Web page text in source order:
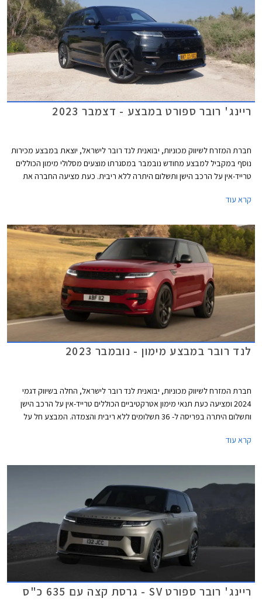
ריינג' רובר ספורט במבצע - דצמבר 2023
חברת המזרח לשיווק מכוניות, יבואנית לנד רובר לישראל, יוצאת במבצע מכירות
נוסף במקביל למבצע מחודש נובמבר במסגרתו מוצעים מסלולי מימון הכוללים
טרייד-אין על הרכב הישן ותשלום היתרה ללא ריבית. כעת מציעה החברה את
לרוכשים לחסוך את עליית המס שתיכנס לתוקף בינואר הקרוב. המבצע תקף בין
קרא עוד
לנד רובר במבצע מימון - נובמבר 2023
חברת המזרח לשיווק מכוניות, יבואנית לנד רובר לישראל, החלה בשיווק דגמי
2024 ומציעה כעת תנאי מימון אטרקטיביים הכוללים טרייד-אין על הרכב הישן
ותשלום היתרה בפריסה ל- 36 תשלומים ללא ריבית והצמדה. המבצע חל על
קרא עוד
ריינג' רובר ספורט SV - גרסת קצה עם 635 כ"ס